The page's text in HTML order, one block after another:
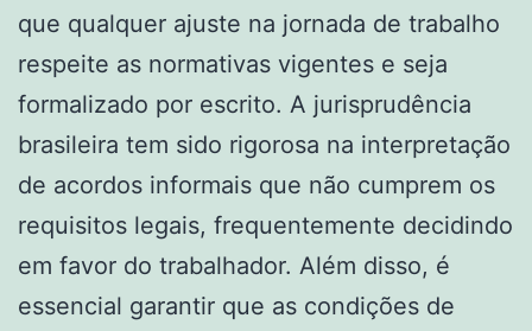
que qualquer ajuste na jornada de trabalho
respeite as normativas vigentes e seja
formalizado por escrito. A jurisprudência
brasileira tem sido rigorosa na interpretação
de acordos informais que não cumprem os
requisitos legais, frequentemente decidindo
em favor do trabalhador. Além disso, é
essencial garantir que as condições de